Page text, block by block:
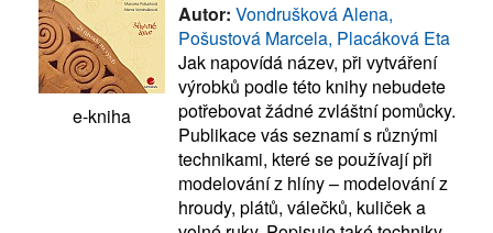
e-kniha
Autor: Vondrušková Alena,
Pošustová Marcela, Placáková Eta
Jak napovídá název, při vytváření
výrobků podle této knihy nebudete
potřebovat žádné zvláštní pomůcky.
Publikace vás seznamí s různými
technikami, které se používají při
modelování z hlíny – modelování z
hroudy, plátů, válečků, kuliček a